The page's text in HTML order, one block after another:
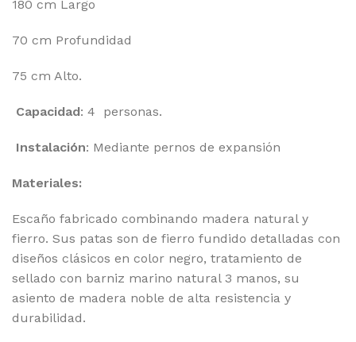
180 cm Largo
70 cm Profundidad
75 cm Alto.
Capacidad: 4 personas.
Instalación: Mediante pernos de expansión
Materiales:
Escaño fabricado combinando madera natural y
fierro. Sus patas son de fierro fundido detalladas con
diseños clásicos en color negro, tratamiento de
sellado con barniz marino natural 3 manos, su
asiento de madera noble de alta resistencia y
durabilidad.